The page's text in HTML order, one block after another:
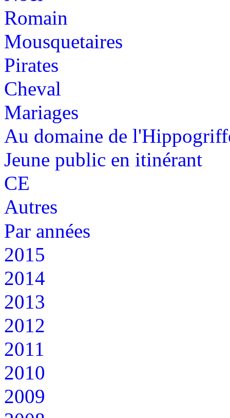
Romain
Mousquetaires
Pirates
Cheval
Mariages
Au domaine de
Jeune public en itinérant
CE
Autres
Par années
2015
2014
2013
2012
2011
2010
2009